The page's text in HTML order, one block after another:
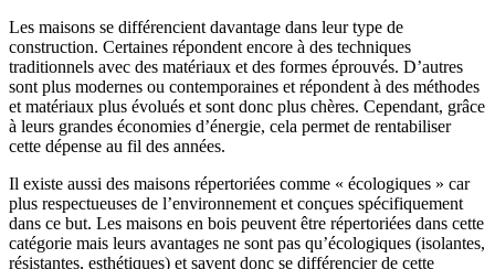
Les maisons se différencient davantage dans leur type de
construction. Certaines répondent encore à des techniques
traditionnels avec des matériaux et des formes éprouvés. D’autres
sont plus modernes ou contemporaines et répondent à des méthodes
et matériaux plus évolués et sont donc plus chères. Cependant, grâce
à leurs grandes économies d’énergie, cela permet de rentabiliser
cette dépense au fil des années.
Il existe aussi des maisons répertoriées comme « écologiques » car
plus respectueuses de l’environnement et conçues spécifiquement
dans ce but. Les maisons en bois peuvent être répertoriées dans cette
catégorie mais leurs avantages ne sont pas qu’écologiques (isolantes,
résistantes, esthétiques) et savent donc se différencier de cette